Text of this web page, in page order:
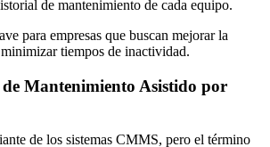
de mantenimiento de cada equipo.
para empresas que buscan mejorar la
tiempos de inactividad.
Mantenimiento Asistido por
de los sistemas CMMS, pero el término